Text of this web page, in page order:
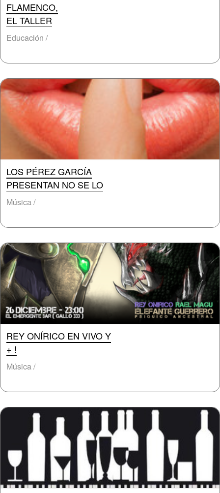
FLAMENCO,
EL TALLER
Educación /
LOS PÉREZ GARCÍA
PRESENTAN NO SE LO
Música /
REY ONÍRICO EN VIVO Y
+ !
Música /